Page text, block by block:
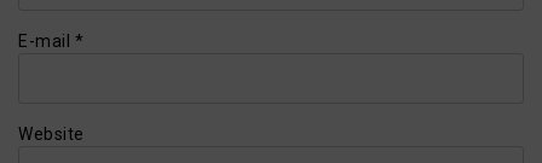
E-mail *
Website